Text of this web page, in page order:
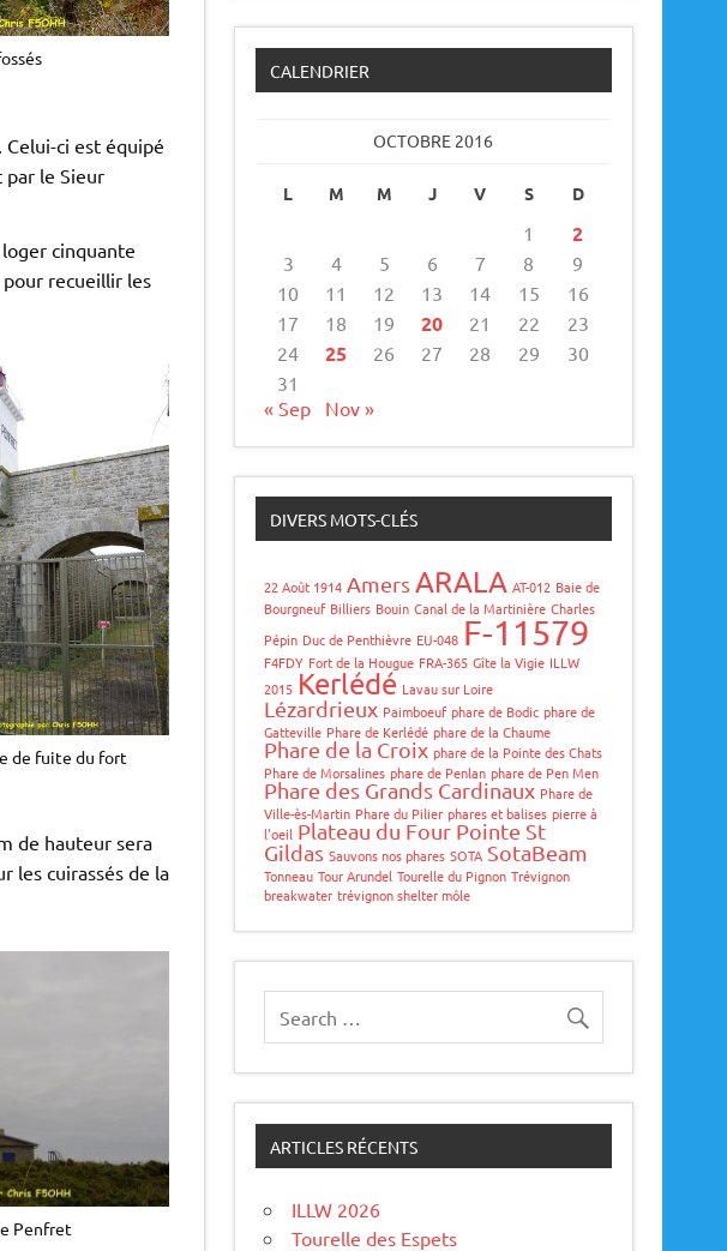
ci est équipé
le Sieur
cinquante
recueillir les
de fuite du fort
de hauteur sera
les cuirassés de la
Penfret
CALENDRIER
OCTOBRE 2016
L M M J V S D
1 2
3 4 5 6 7 8
9
10
11 12 13 14 15
16
17
18 19 20 21 22
23
24
25 26 27 28 29
30
31
« Sep
Nov »
DIVERS MOTS-CLÉS
22 Août 1914 Amers ARALA AT-012 Baie de
Bourgneuf Billiers Bouin Canal de la Martinière Charles
Pépin Duc de Penthièvre EU-048 F-11579
F4FDY Fort de la Hougue FRA-365 Gîte la Vigie ILLW
2015 Kerlédé Lavau sur Loire
Lézardrieux Paimboeuf phare de Bodic phare de
Gatteville Phare de Kerlédé phare de la Chaume
Phare de la Croix phare de la Pointe des Chats
Phare de Morsalines phare de Penlan phare de Pen Men
Phare des Grands Cardinaux Phare de
Ville-ès-Martin Phare du Pilier phares et balises pierre à
l'oeil Plateau du Four Pointe St
Gildas Sauvons nos phares SOTA SotaBeam
Tonneau Tour Arundel Tourelle du Pignon Trévignon
breakwater trévignon shelter môle
ARTICLES RÉCENTS
ILLW 2026
Tourelle des Espets